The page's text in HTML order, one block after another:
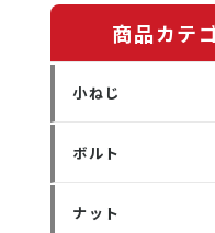
商品カテ
小ねじ
ボルト
ナット